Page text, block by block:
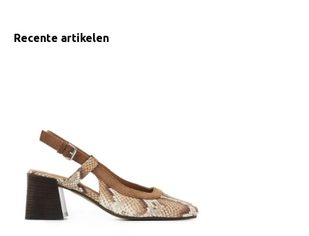
Recente artikelen